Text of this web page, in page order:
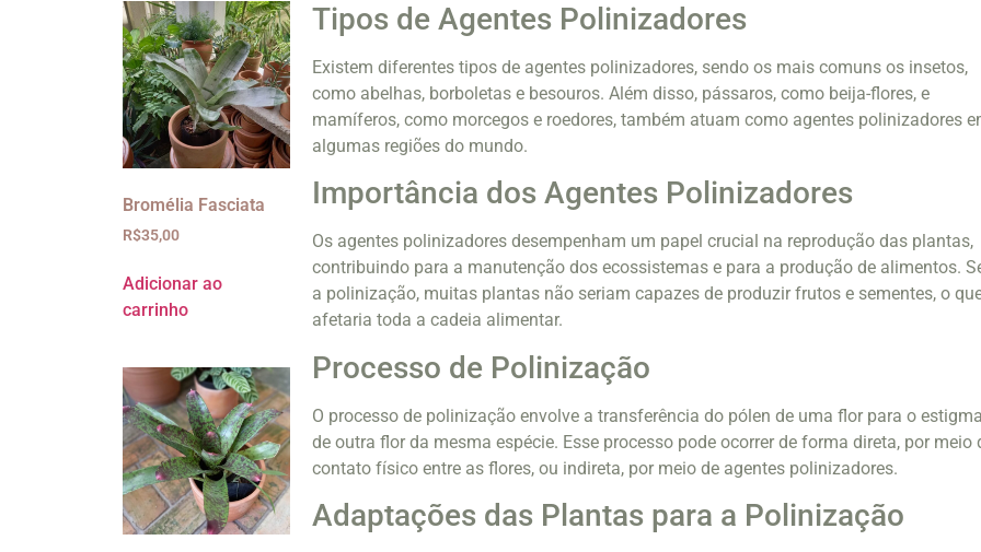
Bromélia Fasciata
R$35,00
Adicionar ao
carrinho
Tipos de Agentes Polinizadores
Existem diferentes tipos de agentes polinizadores, sendo os mais comuns os insetos,
como abelhas, borboletas e besouros. Além disso, pássaros, como beija-flores, e
mamíferos, como morcegos e roedores, também atuam como agentes polinizadores
algumas regiões do mundo.
Importância dos Agentes Polinizadores
Os agentes polinizadores desempenham um papel crucial na reprodução das plantas,
contribuindo para a manutenção dos ecossistemas e para a produção de alimentos.
a polinização, muitas plantas não seriam capazes de produzir frutos e sementes, o
afetaria toda a cadeia alimentar.
Processo de Polinização
O processo de polinização envolve a transferência do pólen de uma flor para o estigma
de outra flor da mesma espécie. Esse processo pode ocorrer de forma direta, por meio
contato físico entre as flores, ou indireta, por meio de agentes polinizadores.
Adaptações das Plantas para a Polinização